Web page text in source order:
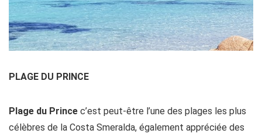
PLAGE DU PRINCE
Plage du Prince c’est peut-être l’une des plages les plus
célèbres de la Costa Smeralda, également appréciée des